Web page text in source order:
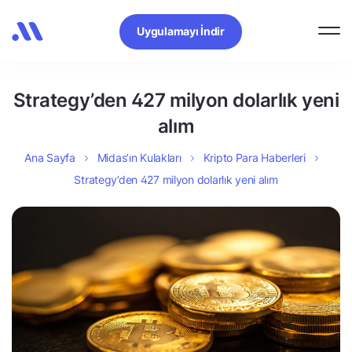
Uygulamayı İndir
Strategy’den 427 milyon dolarlık yeni
alım
Ana Sayfa Midas’ın Kulakları
Kripto Para Haberleri
Strategy’den 427 milyon dolarlık yeni alım